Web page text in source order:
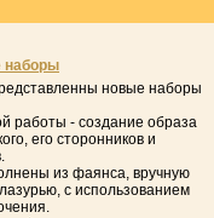
наборы
новые наборы
работы - создание образа
его сторонников и
из фаянса, вручную
с использованием